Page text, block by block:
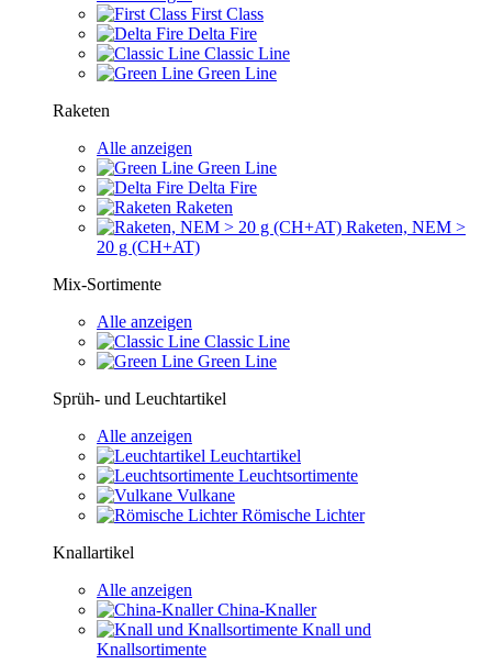
First Class
Delta Fire
Classic Line
Green Line
Raketen
Alle anzeigen
Green Line
Delta Fire
Raketen
Raketen, NEM >
20 g (CH+AT)
Mix-Sortimente
Alle anzeigen
Classic Line
Green Line
Sprüh- und Leuchtartikel
Alle anzeigen
Leuchtartikel
Leuchtsortimente
Vulkane
Römische Lichter
Knallartikel
Alle anzeigen
China-Knaller
Knall und
Knallsortimente